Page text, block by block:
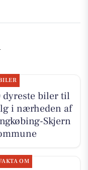
dyreste biler til
i nærheden af
Skjern
OM